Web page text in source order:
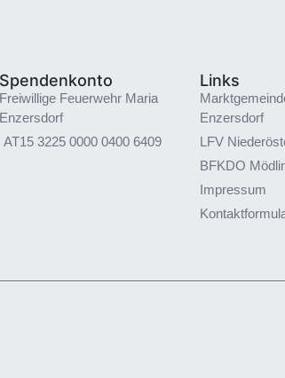
Spendenkonto
Freiwillige Feuerwehr Maria
Enzersdorf
AT15 3225 0000 0400 6409
Links
Enzersdorf
LFV
BFKDO
Impressum